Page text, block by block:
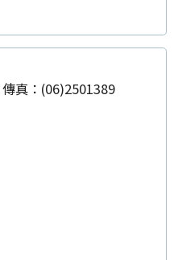
傳真：(06)2501389